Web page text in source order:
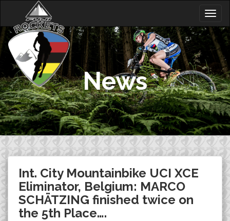
content
News
Int. City Mountainbike UCI XCE
Eliminator, Belgium: MARCO
SCHÄTZING finished twice on
the 5th Place….